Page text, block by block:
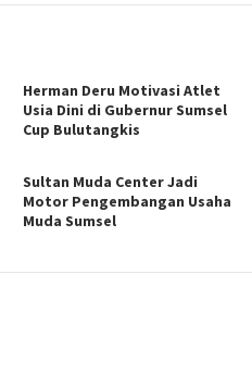
Herman Deru Motivasi Atlet
Usia Dini di Gubernur Sumsel
Cup Bulutangkis
Sultan Muda Center Jadi
Motor Pengembangan Usaha
Muda Sumsel